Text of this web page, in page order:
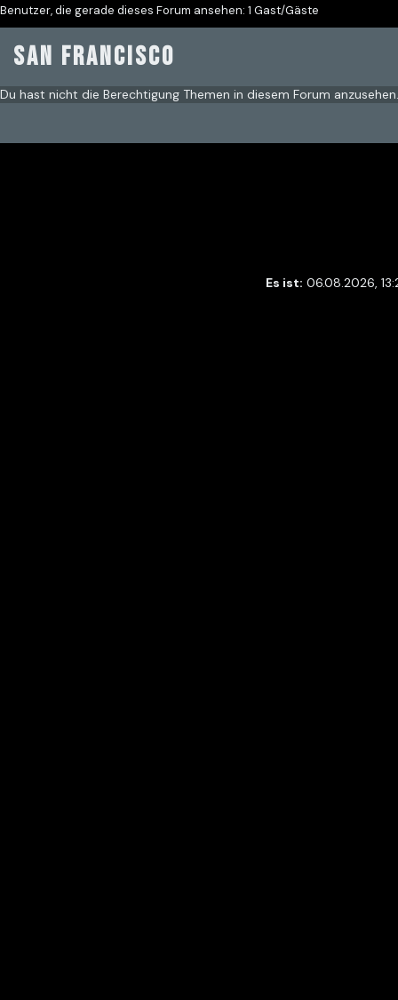
Benutzer, die gerade dieses Forum ansehen: 1 Gast/Gäste
San Francisco
Du hast nicht die Berechtigung Themen in diesem Forum anzusehen.
Es ist: 06.08.2026,